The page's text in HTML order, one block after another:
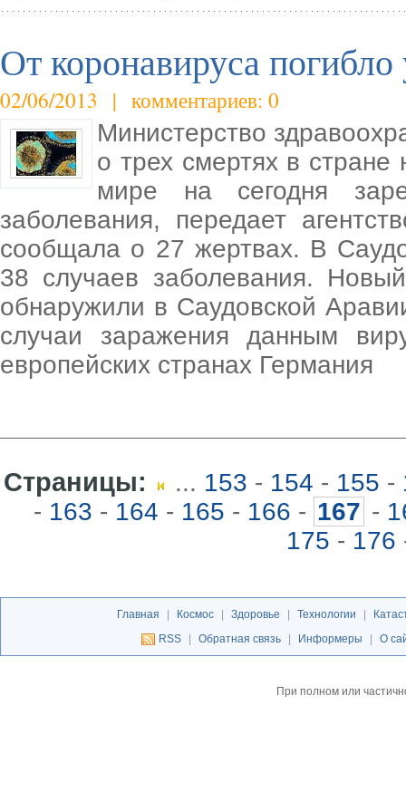
От коронавируса
02/06/2013 | комментариев: 0
Министерство
о трех смертях в стране
мире на сегодня
заболевания, передает
сообщала о 27 жертвах. В
38 случаев заболевания.
обнаружили в Саудовской
случаи заражения данным
европейских странах Германия
Страницы: ... 153 - 154 - 155 -
- 163 - 164 - 165 - 166 - 167 -
175 - 176
Главная Космос Здоровье Технологии
RSS
Обратная связь Информеры О
При полном или